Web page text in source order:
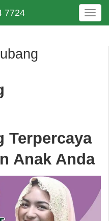
7724
T
o
e
a
i
Terpercaya
Anak Anda